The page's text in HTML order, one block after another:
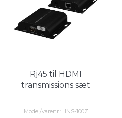
Rj45 til HDMI
transmissions sæt
Model/varenr.: INS-100Z